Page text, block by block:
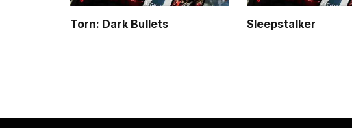
Torn: Dark Bullets Sleepstalker